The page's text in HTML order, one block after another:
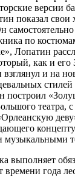
свои
по
Лопатин
как и
и на
построил
музыкальными
выполняет
года